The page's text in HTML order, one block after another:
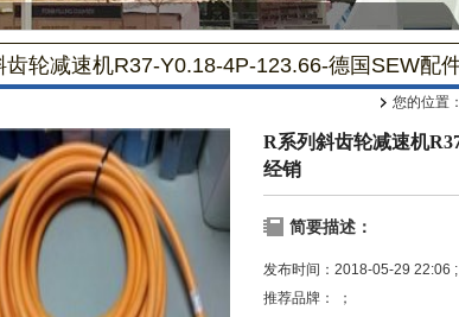
齿轮减速机R37-Y0.18-4P-123.66-德国SEW配
您的位置
R系列斜齿轮减速机
经销
简要描述：
发布时间：2018-05-29 22:06 ;
推荐品牌： ；